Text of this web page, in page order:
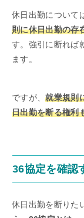
休日出勤について
則に休日出勤の存
す。強引に断れば
ます。
ですが、就業規則
日出勤を断る権利
36協定を確認
休日出勤を断りた